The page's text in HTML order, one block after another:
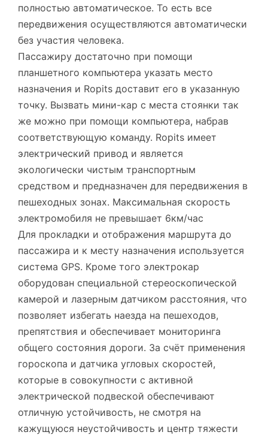
полностью автоматическое. То есть все
передвижения осуществляются автоматически
без участия человека.
Пассажиру достаточно при помощи
планшетного компьютера указать место
назначения и Ropits доставит его в указанную
точку. Вызвать мини-кар с места стоянки так
же можно при помощи компьютера, набрав
соответствующую команду. Ropits имеет
электрический привод и является
экологически чистым транспортным
средством и предназначен для передвижения в
пешеходных зонах. Максимальная скорость
электромобиля не превышает 6км/час
Для прокладки и отображения маршрута до
пассажира и к месту назначения используется
система GPS. Кроме того электрокар
оборудован специальной стереоскопической
камерой и лазерным датчиком расстояния, что
позволяет избегать наезда на пешеходов,
препятствия и обеспечивает мониторинга
общего состояния дороги. За счёт применения
гороскопа и датчика угловых скоростей,
которые в совокупности с активной
электрической подвеской обеспечивают
отличную устойчивость, не смотря на
кажущуюся неустойчивость и центр тяжести